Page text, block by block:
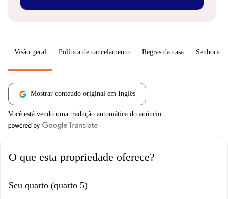
Visão geral Política de cancelamento Regras da casa Senhorio
Mostrar conteúdo original em Inglês
Você está vendo uma tradução automática do anúncio
O que esta propriedade oferece?
Seu quarto (quarto 5)